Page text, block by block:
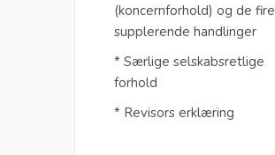
(koncernforhold) og de fire
supplerende handlinger
* Særlige selskabsretlige
forhold
* Revisors erklæring